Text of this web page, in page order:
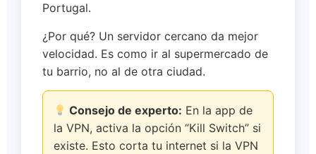
Portugal.
¿Por qué? Un servidor cercano da mejor
velocidad. Es como ir al supermercado de
tu barrio, no al de otra ciudad.
Consejo de experto: En la app de
la VPN, activa la opción “Kill Switch” si
existe. Esto corta tu internet si la VPN